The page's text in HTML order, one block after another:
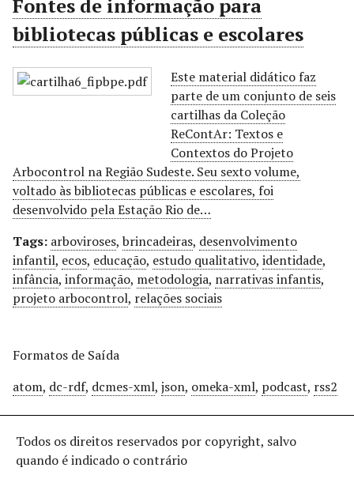
Fontes de informação para
bibliotecas públicas e escolares
Este material didático faz
parte de um conjunto de seis
cartilhas da Coleção
ReContAr: Textos e
Contextos do Projeto
Arbocontrol na Região Sudeste. Seu sexto volume,
voltado às bibliotecas públicas e escolares, foi
desenvolvido pela Estação Rio de…
Tags: arboviroses, brincadeiras, desenvolvimento
infantil, ecos, educação, estudo qualitativo, identidade,
infância, informação, metodologia, narrativas infantis,
projeto arbocontrol, relações sociais
Formatos de Saída
atom, dc-rdf, dcmes-xml, json, omeka-xml, podcast, rss2
Todos os direitos reservados por copyright, salvo
quando é indicado o contrário